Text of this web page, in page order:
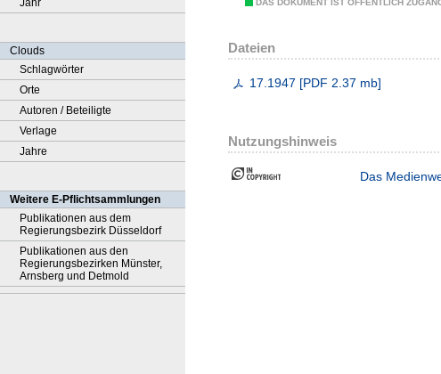
Jahr
Clouds
Schlagwörter
Orte
Autoren / Beteiligte
Verlage
Jahre
Weitere E-Pflichtsammlungen
Publikationen aus dem
Regierungsbezirk Düsseldorf
Publikationen aus den
Regierungsbezirken Münster,
Arnsberg und Detmold
DAS DOKUMENT IST ÖFFENTLICH
Dateien
17.1947 [PDF 2.37 mb]
Nutzungshinweis
Das